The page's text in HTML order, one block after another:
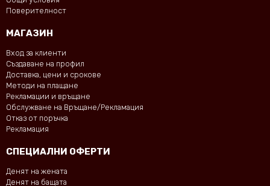
Поверителност
МАГАЗИН
Вход за клиенти
Създаване на профил
Доставка, цени и срокове
Методи на плащане
Рекламации и връщане
Обслужване на Връщане/Рекламация
Отказ от поръчка
Рекламация
СПЕЦИАЛНИ ОФЕРТИ
Денят на жената
Денят на бащата